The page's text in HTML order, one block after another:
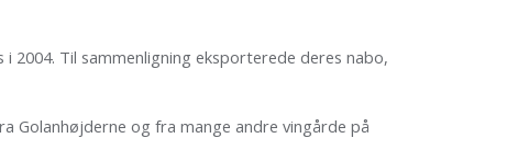
Til sammenligning eksporterede deres nabo,
Golanhøjderne og fra mange andre vingårde på